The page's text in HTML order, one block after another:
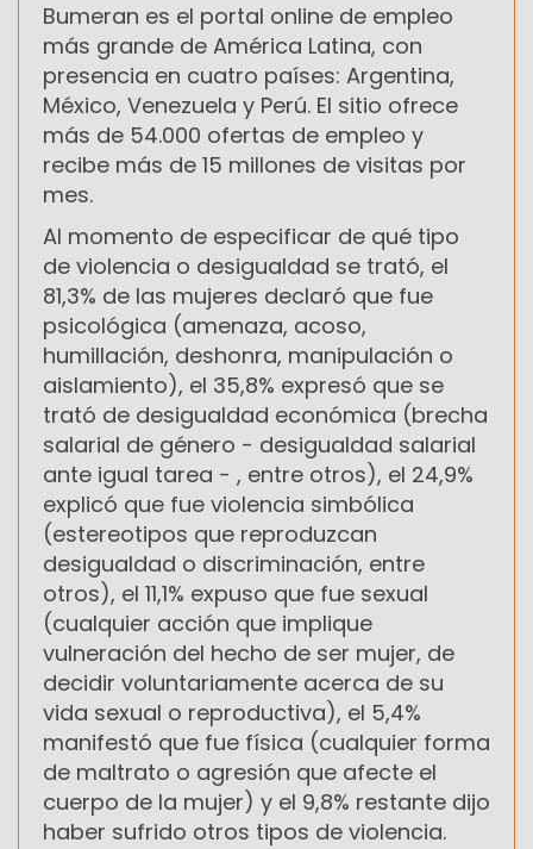
Bumeran es el portal online de empleo
más grande de América Latina, con
presencia en cuatro países: Argentina,
México, Venezuela y Perú. El sitio ofrece
más de 54.000 ofertas de empleo y
recibe más de 15 millones de visitas por
mes.
Al momento de especificar de qué tipo
de violencia o desigualdad se trató, el
81,3% de las mujeres declaró que fue
psicológica (amenaza, acoso,
humillación, deshonra, manipulación o
aislamiento), el 35,8% expresó que se
trató de desigualdad económica (brecha
salarial de género - desigualdad salarial
ante igual tarea - , entre otros), el 24,9%
explicó que fue violencia simbólica
(estereotipos que reproduzcan
desigualdad o discriminación, entre
otros), el 11,1% expuso que fue sexual
(cualquier acción que implique
vulneración del hecho de ser mujer, de
decidir voluntariamente acerca de su
vida sexual o reproductiva), el 5,4%
manifestó que fue física (cualquier forma
de maltrato o agresión que afecte el
cuerpo de la mujer) y el 9,8% restante dijo
haber sufrido otros tipos de violencia.